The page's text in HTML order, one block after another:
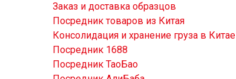
Заказ и доставка образцов
Посредник товаров из Китая
Консолидация и хранение груза в Китае
Посредник 1688
Посредник ТаоБао